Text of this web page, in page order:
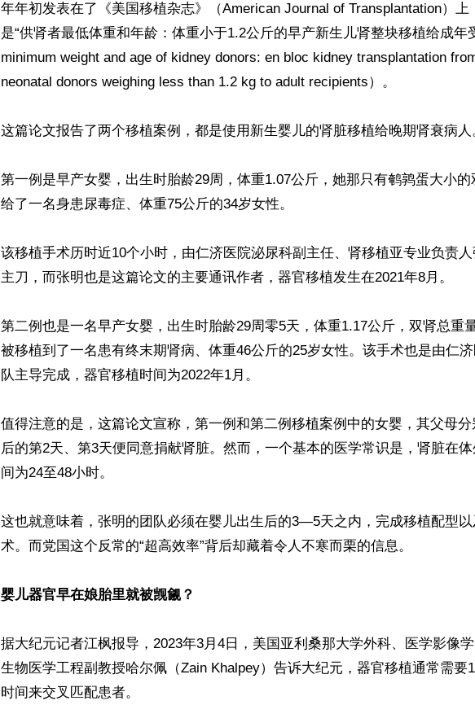
年年初发表在了《美国移植杂志》（American Journal of Transplantation）上
是“供肾者最低体重和年龄：体重小于1.2公斤的早产新生儿肾整块移植给成年
minimum weight and age of kidney donors: en bloc kidney transplantation
neonatal donors weighing less than 1.2 kg to adult recipients）。
这篇论文报告了两个移植案例，都是使用新生婴儿的肾脏移植给晚期肾衰病人
第一例是早产女婴，出生时胎龄29周，体重1.07公斤，她那只有鹌鹑蛋大小的
给了一名身患尿毒症、体重75公斤的34岁女性。
该移植手术历时近10个小时，由仁济医院泌尿科副主任、肾移植亚专业负责
主刀，而张明也是这篇论文的主要通讯作者，器官移植发生在2021年8月。
第二例也是一名早产女婴，出生时胎龄29周零5天，体重1.17公斤，双肾总重
被移植到了一名患有终末期肾病、体重46公斤的25岁女性。该手术也是由仁
队主导完成，器官移植时间为2022年1月。
值得注意的是，这篇论文宣称，第一例和第二例移植案例中的女婴，其父母分
后的第2天、第3天便同意捐献肾脏。然而，一个基本的医学常识是，肾脏在
间为24至48小时。
这也就意味着，张明的团队必须在婴儿出生后的3—5天之内，完成移植配型
术。而党国这个反常的“超高效率”背后却藏着令人不寒而栗的信息。
婴儿器官早在娘胎里就被觊觎？
据大纪元记者江枫报导，2023年3月4日，美国亚利桑那大学外科、医学影像
生物医学工程副教授哈尔佩（Zain Khalpey）告诉大纪元，器官移植通常需要
时间来交叉匹配患者。